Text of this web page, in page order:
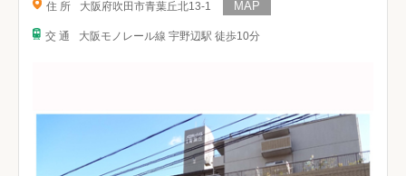
住 所 大阪府吹田市青葉丘北13-1
交 通 大阪モノレール線 宇野辺駅 徒歩10分